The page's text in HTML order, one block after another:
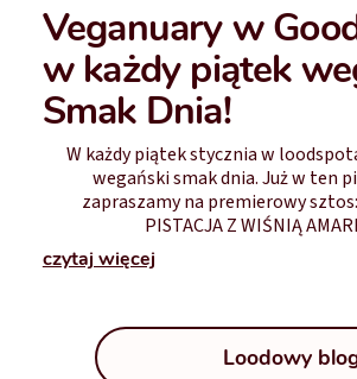
Veganuary w
w każdy piątek
Smak Dnia!
W każdy piątek stycznia w
wegański smak dnia. Już w ten
zapraszamy na premierowy
PISTACJA Z WIŚNIĄ
czytaj więcej
Loodowy